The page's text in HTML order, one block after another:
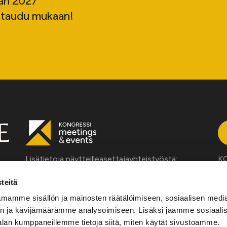
sisällön ja mainosten räätälöimiseen, sosiaalisen
ja kävijämäärämme analysoimiseen. Lisäksi jaamme
kumppaneillemme tietoja siitä, miten käytät sivustoamme.
mukaan!
Lisätietoja näytteilleasettajayhteistyöstä:
050 33 66 551
petri.hiltunen@auroralive.com